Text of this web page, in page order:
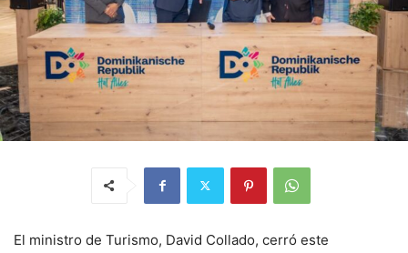
El ministro de Turismo, David Collado, cerró este